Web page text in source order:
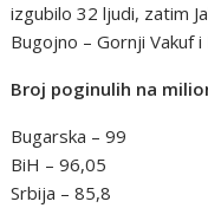
izgubilo 32 ljudi, zatim
Bugojno – Gornji Vakuf
Broj poginulih na
Bugarska – 99
BiH – 96,05
Srbija – 85,8